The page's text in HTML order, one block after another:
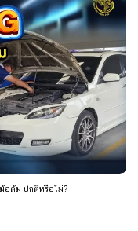
อต้ม ปกติหรือไม่?